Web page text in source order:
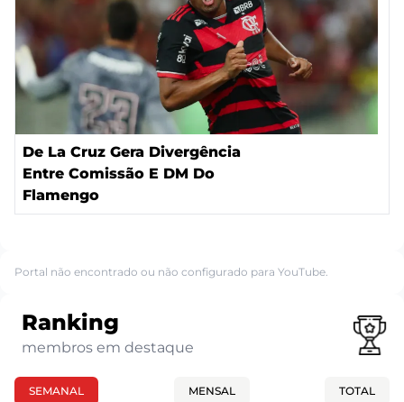
De La Cruz Gera Divergência
Entre Comissão E DM Do
Flamengo
Portal não encontrado ou não configurado para YouTube.
Ranking
membros em destaque
SEMANAL MENSAL TOTAL